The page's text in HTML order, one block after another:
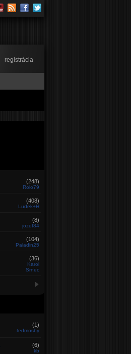
registrácia
(248)
Rolo79
(408)
Ludek+H
(8)
jozef84
(104)
Paladin25
(36)
Karol
Srnec
(1)
tedmosby
(6)
kb